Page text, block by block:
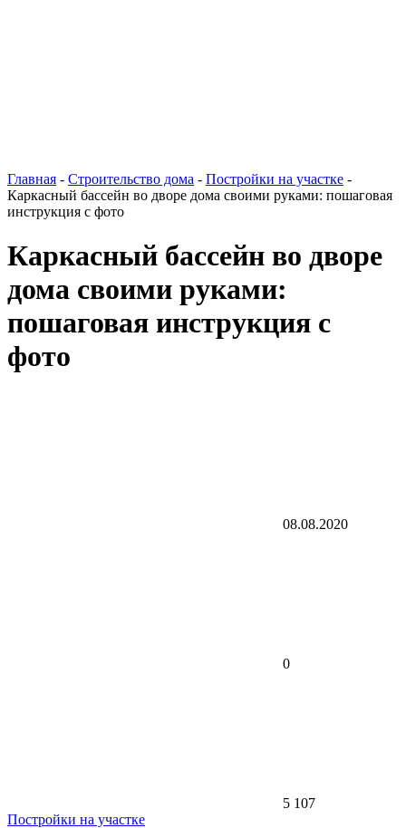
Главная - Строительство дома - Постройки на участке -
Каркасный бассейн во дворе дома своими руками: пошаговая
инструкция с фото
Каркасный бассейн во дворе
дома своими руками:
пошаговая инструкция с
фото
08.08.2020
0
5 107
Постройки на участке